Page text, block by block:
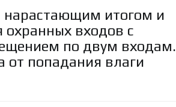
нарастающим итогом и
охранных входов с
по двум входам.
от попадания влаги